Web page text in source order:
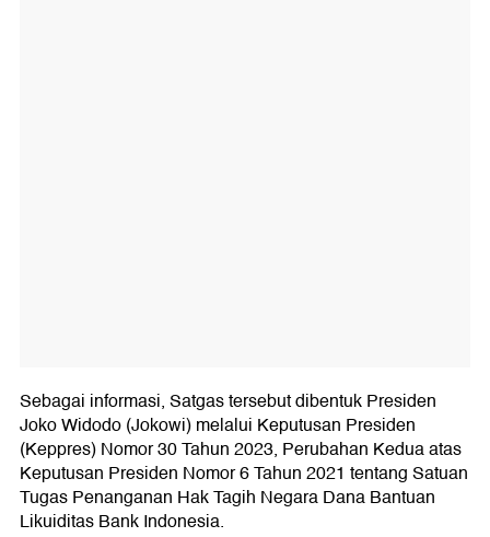
Sebagai informasi, Satgas tersebut dibentuk Presiden
Joko Widodo (Jokowi) melalui Keputusan Presiden
(Keppres) Nomor 30 Tahun 2023, Perubahan Kedua atas
Keputusan Presiden Nomor 6 Tahun 2021 tentang Satuan
Tugas Penanganan Hak Tagih Negara Dana Bantuan
Likuiditas Bank Indonesia.